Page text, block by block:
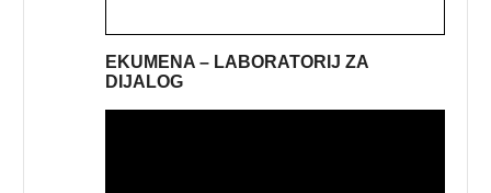
EKUMENA – LABORATORIJ ZA
DIJALOG